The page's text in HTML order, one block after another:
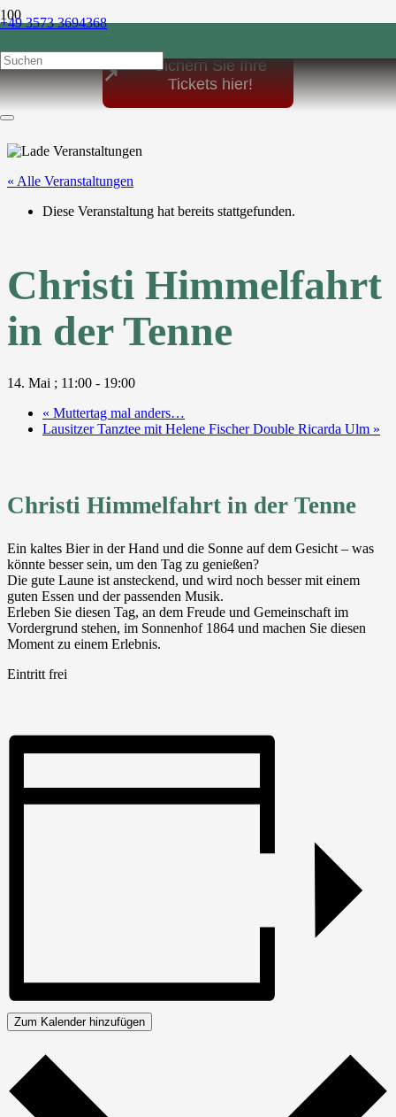
+49 3573 3694368
post@sonnenhof-1864.de
↗
Sichern Sie Ihre
Tickets hier!
« Alle Veranstaltungen
Diese Veranstaltung hat bereits stattgefunden.
Christi Himmelfahrt
in der Tenne
14. Mai ; 11:00 - 19:00
« Muttertag mal anders…
Lausitzer Tanztee mit Helene Fischer Double Ricarda Ulm »
Christi Himmelfahrt in der Tenne
Ein kaltes Bier in der Hand und die Sonne auf dem Gesicht – was
könnte besser sein, um den Tag zu genießen?
Die gute Laune ist ansteckend, und wird noch besser mit einem
guten Essen und der passenden Musik.
Erleben Sie diesen Tag, an dem Freude und Gemeinschaft im
Vordergrund stehen, im Sonnenhof 1864 und machen Sie diesen
Moment zu einem Erlebnis.
Eintritt frei
Zum Kalender hinzufügen